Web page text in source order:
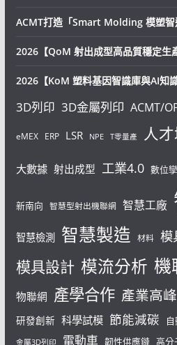
ACMT打造「Smart Molding 模塑智
2026【QoM 射出成型高品質穩定生
2026【KoM 塑料基因智識庫與AI知
3D列印 3D金屬列印 ACMT/
eMEX ERP LSR NPE T零量產 人
大數據 射出成型 工業4.0 數位
新南向 智慧型射出機聯網 智慧工廠
智慧檢測 智慧製造 材料 模
模具設計 模流分析 機
物聯網 產學合作 產業高
研發創新 科學試模 節能減碳
金屬3D列印 電動車 韌性供應鏈 高分